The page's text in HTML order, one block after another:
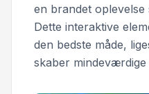
en brandet
Dette interaktive
den bedste måde,
skaber